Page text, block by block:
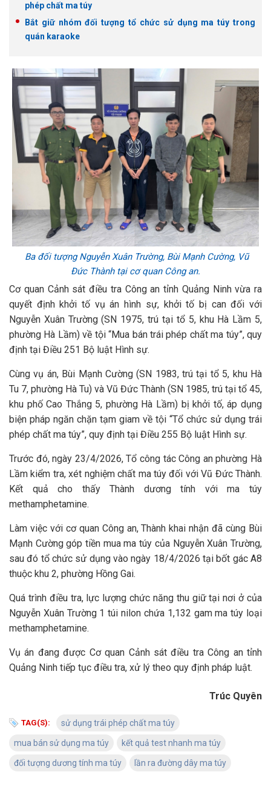
phép chất ma túy
Bắt giữ nhóm đối tượng tổ chức sử dụng ma túy trong
quán karaoke
Ba đối tượng Nguyễn Xuân Trường, Bùi Mạnh Cường, Vũ
Đức Thành tại cơ quan Công an.
Cơ quan Cảnh sát điều tra Công an tỉnh Quảng Ninh vừa ra
quyết định khởi tố vụ án hình sự, khởi tố bị can đối với
Nguyễn Xuân Trường (SN 1975, trú tại tổ 5, khu Hà Lầm 5,
phường Hà Lầm) về tội “Mua bán trái phép chất ma túy”, quy
định tại Điều 251 Bộ luật Hình sự.
Cùng vụ án, Bùi Mạnh Cường (SN 1983, trú tại tổ 5, khu Hà
Tu 7, phường Hà Tu) và Vũ Đức Thành (SN 1985, trú tại tổ 45,
khu phố Cao Thắng 5, phường Hà Lầm) bị khởi tố, áp dụng
biện pháp ngăn chặn tạm giam về tội “Tổ chức sử dụng trái
phép chất ma túy”, quy định tại Điều 255 Bộ luật Hình sự.
Trước đó, ngày 23/4/2026, Tổ công tác Công an phường Hà
Lầm kiểm tra, xét nghiệm chất ma túy đối với Vũ Đức Thành.
Kết quả cho thấy Thành dương tính với ma túy
methamphetamine.
Làm việc với cơ quan Công an, Thành khai nhận đã cùng Bùi
Mạnh Cường góp tiền mua ma túy của Nguyễn Xuân Trường,
sau đó tổ chức sử dụng vào ngày 18/4/2026 tại bốt gác A8
thuộc khu 2, phường Hồng Gai.
Quá trình điều tra, lực lượng chức năng thu giữ tại nơi ở của
Nguyễn Xuân Trường 1 túi nilon chứa 1,132 gam ma túy loại
methamphetamine.
Vụ án đang được Cơ quan Cảnh sát điều tra Công an tỉnh
Quảng Ninh tiếp tục điều tra, xử lý theo quy định pháp luật.
Trúc Quyên
TAG(S): sử dụng trái phép chất ma túy
mua bán sử dụng ma túy kết quả test nhanh ma túy
đối tượng dương tính ma túy lần ra đường dây ma túy